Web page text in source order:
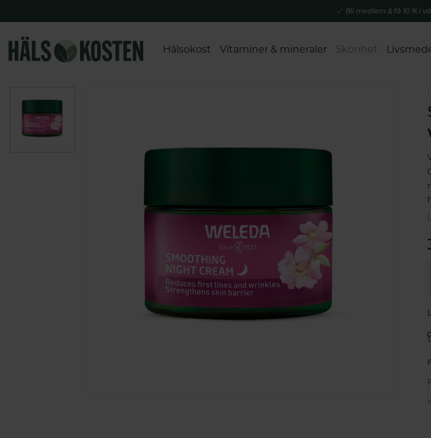
Bli medlem & få 10 % i
Hälsokost Vitaminer & mineraler Skönhet